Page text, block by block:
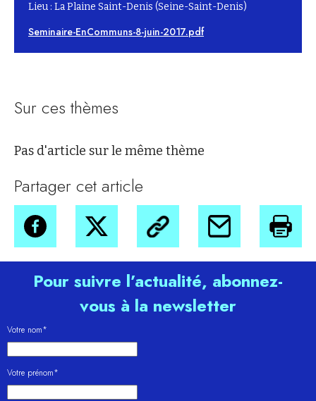
Lieu : La Plaine Saint-Denis (Seine-Saint-Denis)
Seminaire-EnCommuns-8-juin-2017.pdf
Sur ces thèmes
Pas d'article sur le même thème
Partager cet article
Pour suivre l’actualité, abonnez-
vous à la newsletter
Votre nom*
Votre prénom*